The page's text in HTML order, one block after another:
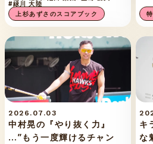
#緑川 大陸
上杉あずさのスコアブック
2026.07.03
中村晃の『やり抜く力』
…”もう一度輝けるチャン
キ
な